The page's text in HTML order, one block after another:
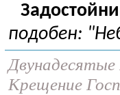
подобен:
Двунадесятые
Крещение